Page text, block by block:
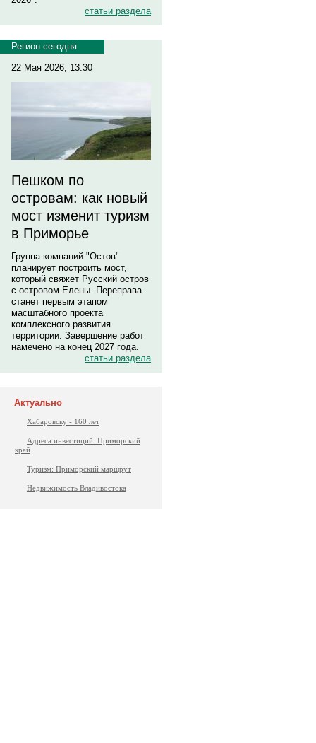
статьи раздела
Регион сегодня
22 Мая 2026, 13:30
Пешком по
островам: как новый
мост изменит туризм
в Приморье
Группа компаний "Остов"
планирует построить мост,
который свяжет Русский остров
с островом Елены. Переправа
станет первым этапом
масштабного проекта
комплексного развития
территории. Завершение работ
намечено на конец 2027 года.
статьи раздела
Актуально
Хабаровску - 160 лет
Адреса инвестиций. Приморский
край
Туризм: Приморский маршрут
Недвижимость Владивостока